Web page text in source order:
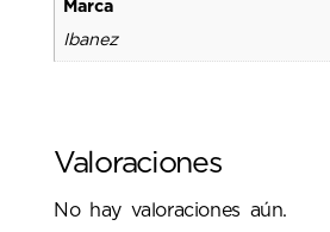
Marca
Ibanez
Valoraciones
No hay valoraciones aún.